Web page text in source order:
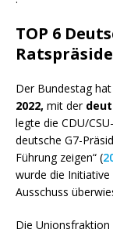
TOP 6
Der Bundestag
2022, mit der
legte die CDU/
deutsche G7-
Führung zeigen“ (
wurde die
Ausschuss
Die